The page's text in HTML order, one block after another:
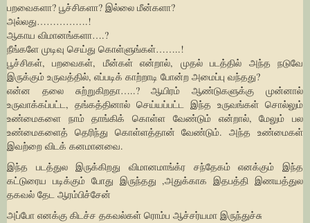
பறவைகளா? பூச்சிகளா? இல்லை மீன்களா?
அல்லது…………….!
ஆகாய விமானங்களா….?
நீங்களே முடிவு செய்து கொள்ளுங்கள்……..!
பூச்சிகள், பறவைகள், மீன்கள் என்றால், முதல் படத்தில் அந்த நடுவே
இருக்கும் உருவத்தில், எப்படிக் காற்றாடி போன்ற அமைப்பு வந்தது?
என்ன தலை சுற்றுகிறதா…..? ஆயிரம் ஆண்டுகளுக்கு முன்னால்
உருவாக்கப்பட்ட, தங்கத்தினால் செய்யப்பட்ட இந்த உருவங்கள் சொல்லும்
உண்மைகளை நாம் தாங்கிக் கொள்ள வேண்டும் என்றால், மேலும் பல
உண்மைகளைத் தெரிந்து கொள்ளத்தான் வேண்டும். அந்த உண்மைகள்
இவற்றை விடக் கனமானவை.
இந்த படத்துல இருக்கிறது விமானமாங்க்ர சந்தேகம் எனக்கும் இந்த
கட்டுரைய படிக்கும் போது இருந்தது ,அதுக்காக இதபத்தி இணயத்துல
தகவல் தேட ஆரம்பிச்சேன்
அப்போ எனக்கு கிடச்ச தகவல்கள் ரொம்ப ஆச்சர்யமா இருந்துச்சு